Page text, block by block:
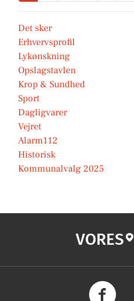
Det sker
Erhvervsprofil
Lykønskning
Opslagstavlen
Krop & Sundhed
Sport
Dagligvarer
Vejret
Alarm112
Historisk
Kommunalvalg 2025
VORES